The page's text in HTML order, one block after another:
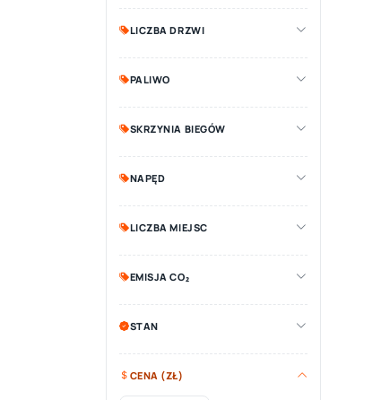
LICZBA DRZWI
PALIWO
SKRZYNIA BIEGÓW
NAPĘD
LICZBA MIEJSC
EMISJA CO₂
STAN
CENA (ZŁ)